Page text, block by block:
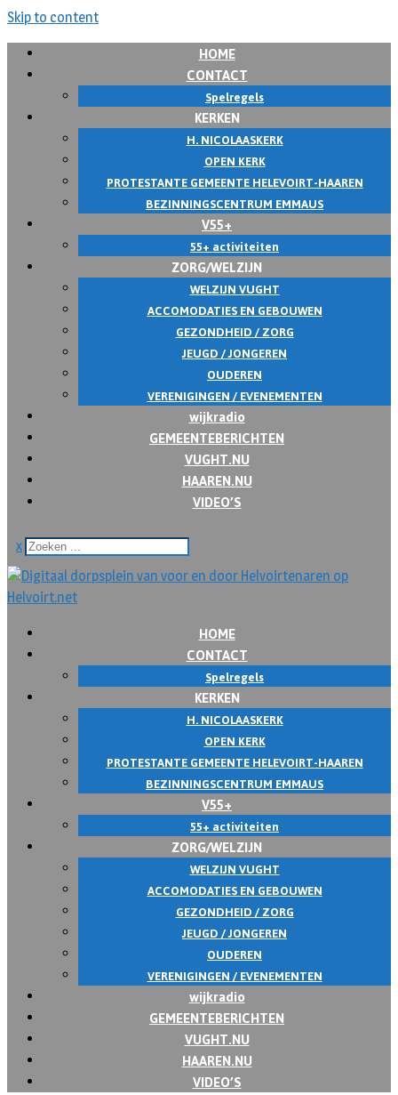
Skip to content
HOME
CONTACT
Spelregels
KERKEN
H. NICOLAASKERK
OPEN KERK
PROTESTANTE GEMEENTE HELEVOIRT-HAAREN
BEZINNINGSCENTRUM EMMAUS
V55+
55+ activiteiten
ZORG/WELZIJN
WELZIJN VUGHT
ACCOMODATIES EN GEBOUWEN
GEZONDHEID / ZORG
JEUGD / JONGEREN
OUDEREN
VERENIGINGEN / EVENEMENTEN
wijkradio
GEMEENTEBERICHTEN
VUGHT.NU
HAAREN.NU
VIDEO’S
x
HOME
CONTACT
Spelregels
KERKEN
H. NICOLAASKERK
OPEN KERK
PROTESTANTE GEMEENTE HELEVOIRT-HAAREN
BEZINNINGSCENTRUM EMMAUS
V55+
55+ activiteiten
ZORG/WELZIJN
WELZIJN VUGHT
ACCOMODATIES EN GEBOUWEN
GEZONDHEID / ZORG
JEUGD / JONGEREN
OUDEREN
VERENIGINGEN / EVENEMENTEN
wijkradio
GEMEENTEBERICHTEN
VUGHT.NU
HAAREN.NU
VIDEO’S